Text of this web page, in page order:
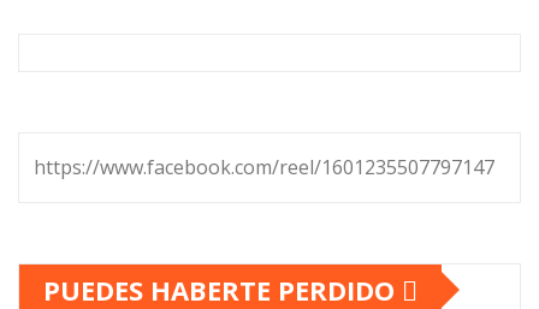
https://www.facebook.com/reel/1601235507797147
PUEDES HABERTE PERDIDO